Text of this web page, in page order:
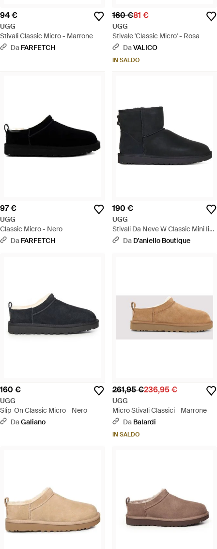
94 €
UGG
Stivali Classic Micro - Marrone
Da FARFETCH
160 €81 €
UGG
Stivale 'Classic Micro' - Rosa
DaVALICO
IN SALDO
97 €
UGG
Classic Micro - Nero
Da FARFETCH
190 €
UGG
Stivali Da Neve W Classic Mini Ii
1016222 - Nero
Da D'aniello Boutique
160 €
UGG
Slip-On Classic Micro - Nero
DaGaliano
261,95 €236,95 €
UGG
Micro Stivali Classici - Marrone
Da Balardi
IN SALDO